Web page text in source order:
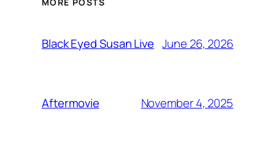
Black Eyed Susan Live June 26, 2026
Aftermovie November 4, 2025